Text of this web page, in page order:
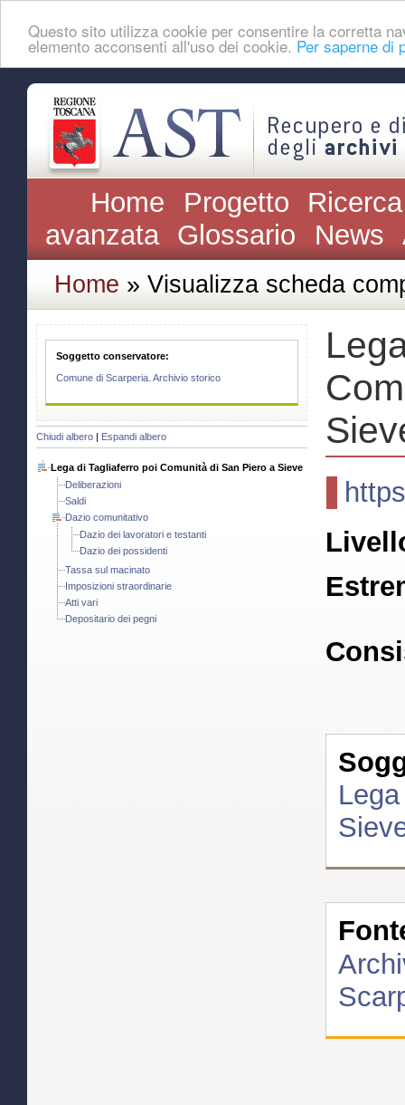
Questo sito utilizza cookie per consentire la corretta
elemento acconsenti all'uso dei cookie. Per saperne di
Home Progetto
avanzata Glossario News
Home » Visualizza scheda
Soggetto conservatore:
Comune di Scarperia. Archivio storico
Chiudi albero Espandi albero
Lega di Tagliaferro poi Comunità di San Piero a Sieve
Deliberazioni
Saldi
Dazio comunitativo
Dazio dei lavoratori e testanti
Dazio dei possidenti
Tassa sul macinato
Imposizioni straordinarie
Atti vari
Depositario dei pegni